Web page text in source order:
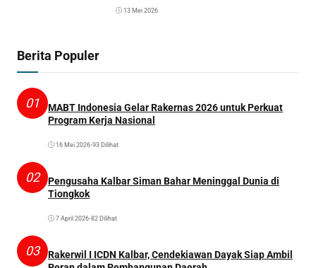
13 Mei 2026
Berita Populer
01
MABT Indonesia Gelar Rakernas 2026 untuk Perkuat
Program Kerja Nasional
16 Mei 2026•93 Dilihat
02
Pengusaha Kalbar Siman Bahar Meninggal Dunia di
Tiongkok
7 April 2026•82 Dilihat
03
Rakerwil I ICDN Kalbar, Cendekiawan Dayak Siap Ambil